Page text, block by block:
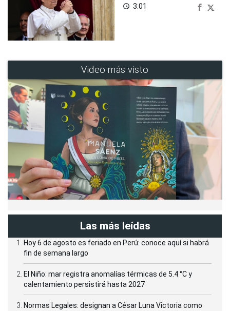
access_time 3:01
Video más visto
Las más leídas
Hoy 6 de agosto es feriado en Perú: conoce aquí si habrá
fin de semana largo
El Niño: mar registra anomalías térmicas de 5.4 °C y
calentamiento persistirá hasta 2027
Normas Legales: designan a César Luna Victoria como